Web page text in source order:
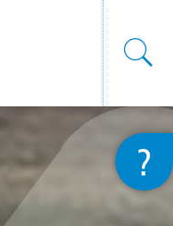
?